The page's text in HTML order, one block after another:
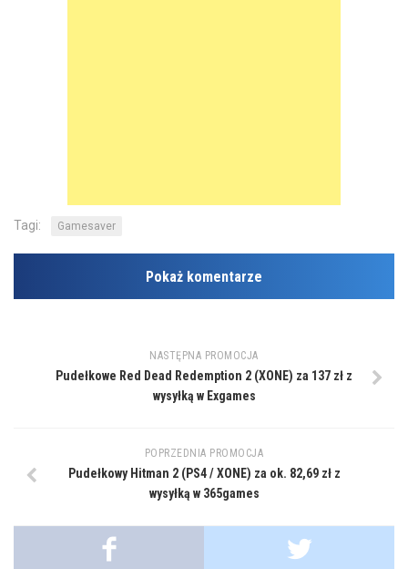
Tagi: Gamesaver
Pokaż komentarze
NASTĘPNA PROMOCJA
Pudełkowe Red Dead Redemption 2 (XONE) za 137 zł z
wysyłką w Exgames
POPRZEDNIA PROMOCJA
Pudełkowy Hitman 2 (PS4 / XONE) za ok. 82,69 zł z
wysyłką w 365games